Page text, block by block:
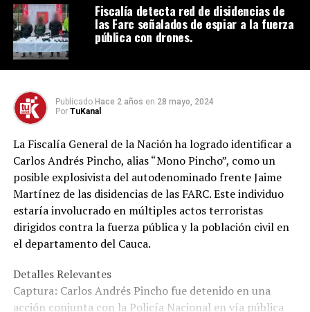
Fiscalía detecta red de disidencias de
las Farc señalados de espiar a la fuerza
pública con drones.
Publicado Hace 2 años en 28 mayo, 2024
Por TuKanal
La Fiscalía General de la Nación ha logrado identificar a
Carlos Andrés Pincho, alias “Mono Pincho”, como un
posible explosivista del autodenominado frente Jaime
Martínez de las disidencias de las FARC. Este individuo
estaría involucrado en múltiples actos terroristas
dirigidos contra la fuerza pública y la población civil en
el departamento del Cauca.
Detalles Relevantes
Captura: Carlos Andrés Pincho fue detenido en una
acción conjunta con la Policía Nacional en vía pública